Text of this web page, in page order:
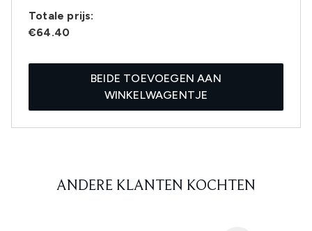
Totale prijs:
€64.40
BEIDE TOEVOEGEN AAN
WINKELWAGENTJE
ANDERE KLANTEN KOCHTEN